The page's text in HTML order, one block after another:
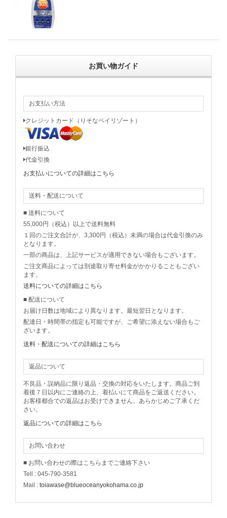
お買い物ガイド
お支払い方法
クレジットカード（りそなペイリゾート）
銀行振込
代金引換
お支払いについての詳細はこちら
送料・配送について
■ 送料について
55,000円（税込）以上で送料無料
１回のご注文合計が、3,300円（税込）未満の場合は代金引換のみ
となります。
一部の商品は、上記サービスが適用できない場合もございます。
ご注文商品によっては別途取り寄せ料金がかかりることもござい
ます。
送料についての詳細はこちら
■ 配送について
お届け日数は地域により異なります。最短翌日となります。
配達日・時間帯の指定も可能ですが、ご希望に添えない場合もご
ざいます。
送料・配送についての詳細はこちら
返品について
不良品・誤納品に限り返品・交換の対応をいたします。商品ご到
着後７日以内にご連絡の上、着払いにて商品をご返送ください。
お客様都合での返品はお受けできません。あらかじめご了承くだ
さい。
返品についての詳細はこちら
お問い合わせ
■ お問い合わせの際はこちらまでご連絡下さい
Tell : 045-790-3581
Mail : toiawase@blueoceanyokohama.co.jp